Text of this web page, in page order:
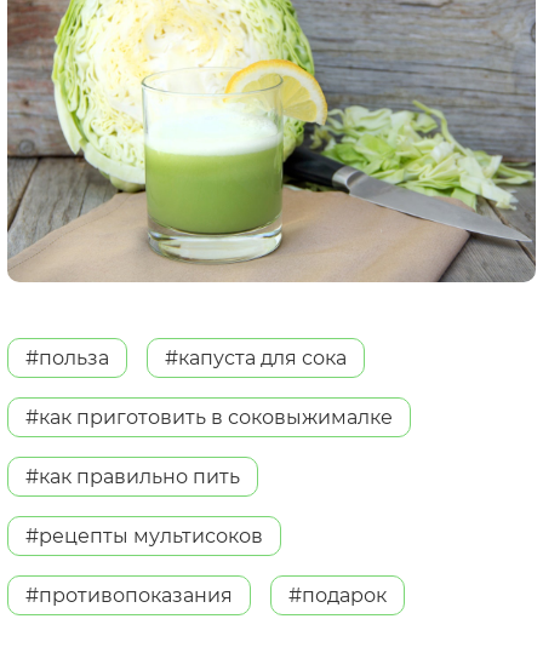
#польза #капуста для сока
#как приготовить в соковыжималке
#как правильно пить
#рецепты мультисоков
#противопоказания #подарок